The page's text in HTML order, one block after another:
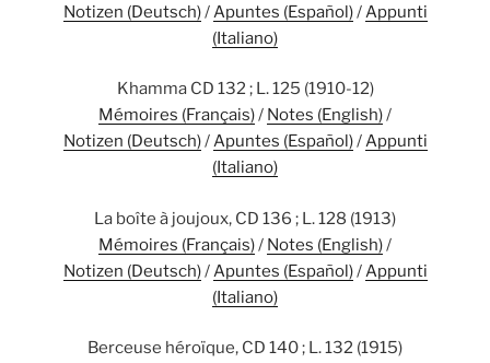
Notizen (Deutsch)/ Apuntes (Español)/ Appunti
(Italiano)
Khamma CD 132 ; L. 125 (1910-12)
Mémoires (Français)/ Notes (English)/
Notizen (Deutsch)/Apuntes (Español)/Appunti
(Italiano)
La boîte à joujoux, CD 136 ; L. 128 (1913)
Mémoires (Français)/ Notes (English)/
Notizen (Deutsch)/ Apuntes (Español)/ Appunti
(Italiano)
Berceuse héroïque, CD 140 ; L. 132 (1915)